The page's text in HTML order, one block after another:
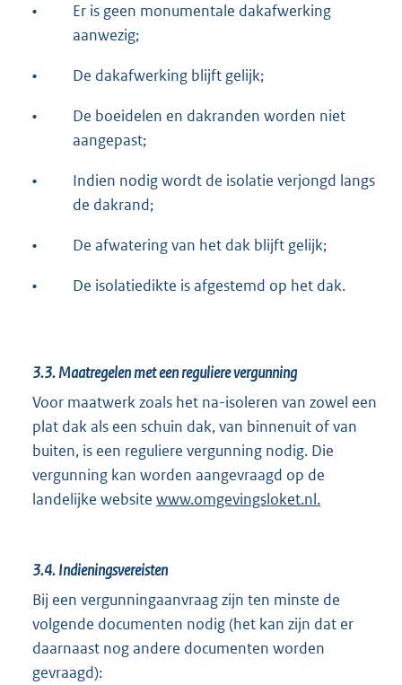
•
Er is geen monumentale dakafwerking
aanwezig;
• De dakafwerking blijft gelijk;
•
De boeidelen en dakranden worden niet
aangepast;
•
Indien nodig wordt de isolatie verjongd langs
de dakrand;
• De afwatering van het dak blijft gelijk;
• De isolatiedikte is afgestemd op het dak.
3.3.Maatregelen met een reguliere vergunning
Voor maatwerk zoals het na-isoleren van zowel een
plat dak als een schuin dak, van binnenuit of van
buiten, is een reguliere vergunning nodig. Die
vergunning kan worden aangevraagd op de
landelijke website www.omgevingsloket.nl.
3.4.Indieningsvereisten
Bij een vergunningaanvraag zijn ten minste de
volgende documenten nodig (het kan zijn dat er
daarnaast nog andere documenten worden
gevraagd):